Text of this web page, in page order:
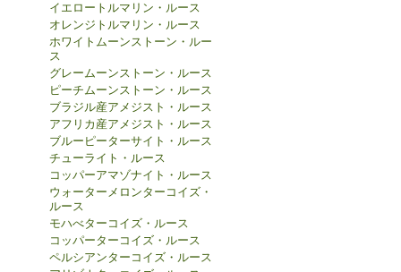
イエロートルマリン・ルース
オレンジトルマリン・ルース
ホワイトムーンストーン・ルー
ス
グレームーンストーン・ルース
ピーチムーンストーン・ルース
ブラジル産アメジスト・ルース
アフリカ産アメジスト・ルース
ブルーピーターサイト・ルース
チューライト・ルース
コッパーアマゾナイト・ルース
ウォーターメロンターコイズ・
ルース
モハべターコイズ・ルース
コッパーターコイズ・ルース
ペルシアンターコイズ・ルース